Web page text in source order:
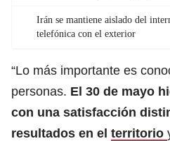
Irán se mantiene aislado del
telefónica con el exterior
“Lo más importante es
personas. El 30 de mayo
con una satisfacción
resultados en el territorio